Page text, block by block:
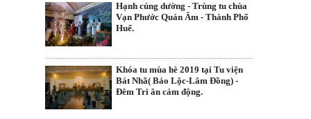
Hạnh cúng dường - Trùng tu chùa
Vạn Phước Quán Âm - Thành Phố
Huế.
Khóa tu mùa hè 2019 tại Tu viện
Bát Nhã( Bảo Lộc-Lâm Đồng) -
Đêm Tri ân cảm động.